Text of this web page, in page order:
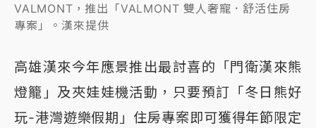
VALMONT，推出「VALMONT 雙人奢寵．舒活住房
專案」。漢來提供
高雄漢來今年應景推出最討喜的「門衛漢來熊
燈籠」及夾娃娃機活動，只要預訂「冬日熊好
玩-港灣遊樂假期」住房專案即可獲得年節限定